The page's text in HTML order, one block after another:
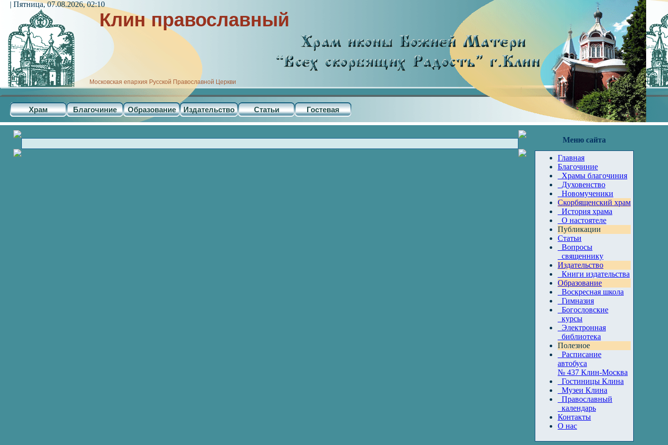
Клин православный
Московская епархия Русской Православной Церкви
Храм Благочиние Образование Издательство Статьи Гостевая
| Пятница, 07.08.2026, 02:10
Меню сайта
Главная
Благочиние
Храмы благочиния
Духовенство
Новомученики
Скорбященский храм
История храма
О настоятеле
Публикации
Статьи
Вопросы
священнику
Издательство
Книги издательства
Образование
Воскресная школа
Гимназия
Богословские
курсы
Электронная
библиотека
Полезное
Расписание
автобуса
№ 437 Клин-Москва
Гостиницы Клина
Музеи Клина
Православный
календарь
Контакты
О нас